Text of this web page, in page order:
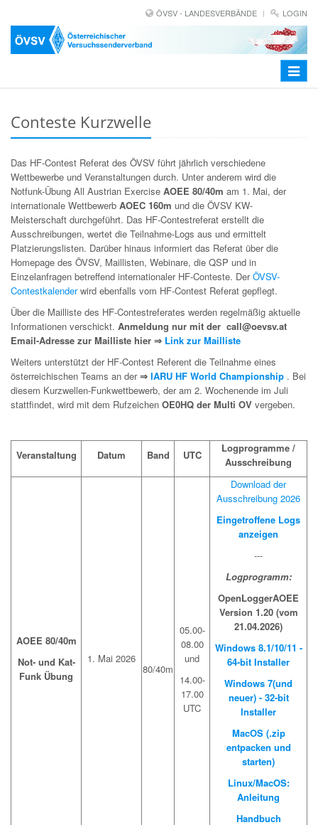
ÖVSV - LANDESVERBÄNDE LOGIN
Toggle
Conteste Kurzwelle
Das HF-Contest Referat des ÖVSV führt jährlich verschiedene
Wettbewerbe und Veranstaltungen durch. Unter anderem wird die
Notfunk-Übung All Austrian Exercise AOEE 80/40m am 1. Mai, der
internationale Wettbewerb AOEC 160m und die ÖVSV KW-
Meisterschaft durchgeführt. Das HF-Contestreferat erstellt die
Ausschreibungen, wertet die Teilnahme-Logs aus und ermittelt
Platzierungslisten. Darüber hinaus informiert das Referat über die
Homepage des ÖVSV, Maillisten, Webinare, die QSP und in
Einzelanfragen betreffend internationaler HF-Conteste. DerÖVSV-
Contestkalenderwird ebenfalls vom HF-Contest Referat gepflegt.
Über die Mailliste des HF-Contestreferates werden regelmäßig aktuelle
Informationen verschickt. Anmeldung nur mit der call@oevsv.at
Email-Adresse zur Mailliste hier ⇒ Link zur Mailliste
Weiters unterstützt der HF-Contest Referent die Teilnahme eines
österreichischen Teams an der⇒ IARU HF World Championship . Bei
diesem Kurzwellen-Funkwettbewerb, der am 2. Wochenende im Juli
stattfindet, wird mit dem Rufzeichen OE0HQ der Multi OV vergeben.
Veranstaltung Datum Band UTC
Logprogramme /
Ausschreibung
AOEE 80/40m
Not- und Kat-
Funk Übung
1. Mai 2026
80/40m
05.00-
08.00
und
14.00-
17.00
UTC
Download der
Ausschreibung 2026
Eingetroffene Logs
anzeigen
---
Logprogramm:
OpenLoggerAOEE
Version 1.20 (vom
21.04.2026)
Windows 8.1/10/11 -
64-bit Installer
Windows 7(und
neuer) - 32-bit
Installer
MacOS (.zip
entpacken und
starten)
Linux/MacOS:
Anleitung
Handbuch